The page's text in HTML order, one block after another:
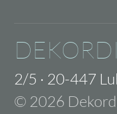
2/5 · 20-447
© 2026